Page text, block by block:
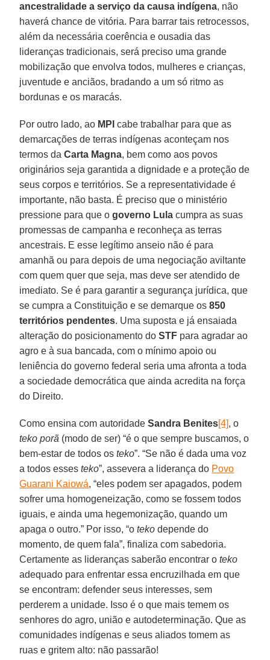
ancestralidade a serviço da causa indígena, não
haverá chance de vitória. Para barrar tais retrocessos,
além da necessária coerência e ousadia das
lideranças tradicionais, será preciso uma grande
mobilização que envolva todos, mulheres e crianças,
juventude e anciãos, bradando a um só ritmo as
bordunas e os maracás.
Por outro lado, ao MPI cabe trabalhar para que as
demarcações de terras indígenas aconteçam nos
termos daCarta Magna, bem como aos povos
originários seja garantida a dignidade e a proteção de
seus corpos e territórios. Se a representatividade é
importante, não basta. É preciso que o ministério
pressione para que ogoverno Lula cumpra as suas
promessas de campanha e reconheça as terras
ancestrais. E esse legítimo anseio não é para
amanhã ou para depois de uma negociação aviltante
com quem quer que seja, mas deve ser atendido de
imediato. Se é para garantir a segurança jurídica, que
se cumpra a Constituição e se demarque os850
territórios pendentes. Uma suposta e já ensaiada
alteração do posicionamento doSTF para agradar ao
agro e à sua bancada, com o mínimo apoio ou
leniência do governo federal seria uma afronta a toda
a sociedade democrática que ainda acredita na força
do Direito.
Como ensina com autoridadeSandra Benites[4], o
teko porã (modo de ser) “é o que sempre buscamos, o
bem-estar de todos osteko”. “Se não é dada uma voz
a todos essesteko”, assevera a liderança do Povo
Guarani Kaiowá, “eles podem ser apagados, podem
sofrer uma homogeneização, como se fossem todos
iguais, e ainda uma hegemonização, quando um
apaga o outro.” Por isso, “oteko depende do
momento, de quem fala”, finaliza com sabedoria.
Certamente as lideranças saberão encontrar oteko
adequado para enfrentar essa encruzilhada em que
se encontram: defender seus interesses, sem
perderem a unidade. Isso é o que mais temem os
senhores do agro, união e autodeterminação. Que as
comunidades indígenas e seus aliados tomem as
ruas e gritem alto: não passarão!